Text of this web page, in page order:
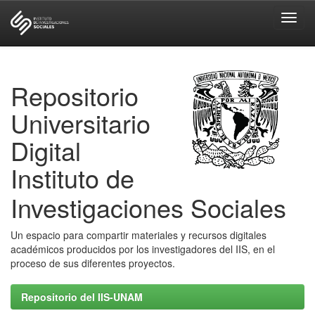
Repositorio
Universitario
Digital
Instituto de
Investigaciones Sociales
Un espacio para compartir materiales y recursos digitales
académicos producidos por los investigadores del IIS, en el
proceso de sus diferentes proyectos.
Repositorio del IIS-UNAM